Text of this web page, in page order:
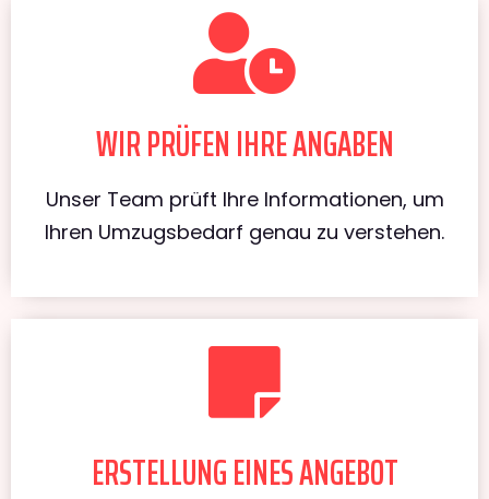
WIR PRÜFEN IHRE ANGABEN
Unser Team prüft Ihre Informationen, um
Ihren Umzugsbedarf genau zu verstehen.
ERSTELLUNG EINES ANGEBOT